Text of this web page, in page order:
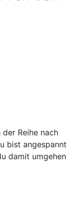
Reihe nach
bist angespannt
damit umgehen